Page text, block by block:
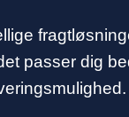
passer dig